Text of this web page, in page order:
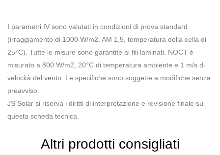
I parametri IV sono valutati in condizioni di prova standard
(irraggiamento di 1000 W/m2, AM 1,5, temperatura della cella di
25°C). Tutte le misure sono garantite ai fili laminati. NOCT è
misurato a 800 W/m2, 20°C di temperatura ambiente e 1 m/s di
velocità del vento. Le specifiche sono soggette a modifiche senza
preavviso.
JS Solar si riserva i diritti di interpretazione e revisione finale su
questa scheda tecnica.
Altri prodotti consigliati